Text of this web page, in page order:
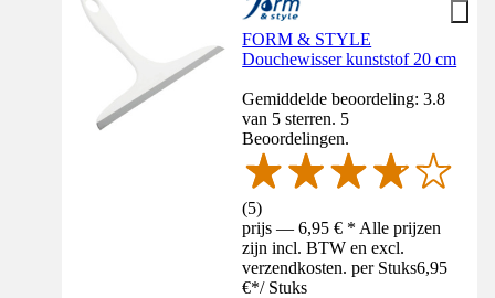
FORM & STYLE
Douchewisser kunststof 20 cm
Gemiddelde beoordeling: 3.8
van 5 sterren. 5
Beoordelingen.
(5)
prijs — 6,95 € * Alle prijzen
zijn incl. BTW en excl.
verzendkosten. per Stuks6,95
€*/ Stuks